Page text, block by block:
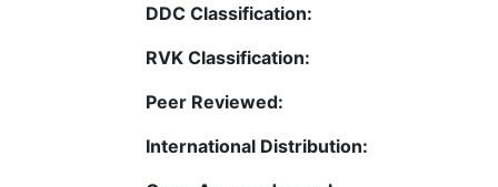
DDC Classification:
RVK Classification:
Peer Reviewed:
International Distribution: